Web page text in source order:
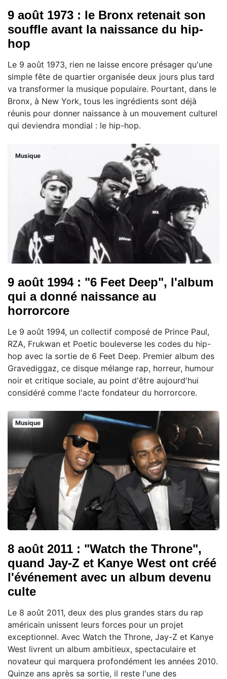
9 août 1973 : le Bronx retenait son
souffle avant la naissance du hip-
hop
Le 9 août 1973, rien ne laisse encore présager qu'une
simple fête de quartier organisée deux jours plus tard
va transformer la musique populaire. Pourtant, dans le
Bronx, à New York, tous les ingrédients sont déjà
réunis pour donner naissance à un mouvement culturel
qui deviendra mondial : le hip-hop.
Musique
9 août 1994 : "6 Feet Deep", l'album
qui a donné naissance au
horrorcore
Le 9 août 1994, un collectif composé de Prince Paul,
RZA, Frukwan et Poetic bouleverse les codes du hip-
hop avec la sortie de 6 Feet Deep. Premier album des
Gravediggaz, ce disque mélange rap, horreur, humour
noir et critique sociale, au point d'être aujourd'hui
considéré comme l'acte fondateur du horrorcore.
Musique
8 août 2011 : "Watch the Throne",
quand Jay-Z et Kanye West ont créé
l'événement avec un album devenu
culte
Le 8 août 2011, deux des plus grandes stars du rap
américain unissent leurs forces pour un projet
exceptionnel. Avec Watch the Throne, Jay-Z et Kanye
West livrent un album ambitieux, spectaculaire et
novateur qui marquera profondément les années 2010.
Quinze ans après sa sortie, il reste l'une des